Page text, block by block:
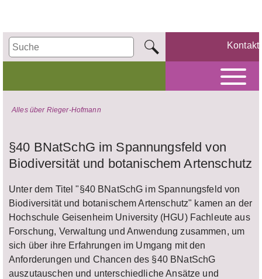
Kontakt
Alles über Rieger-Hofmann
§40 BNatSchG im Spannungsfeld von
Biodiversität und botanischem Artenschutz
Unter dem Titel "§40 BNatSchG im Spannungsfeld von
Biodiversität und botanischem Artenschutz" kamen an der
Hochschule Geisenheim University (HGU) Fachleute aus
Forschung, Verwaltung und Anwendung zusammen, um
sich über ihre Erfahrungen im Umgang mit den
Anforderungen und Chancen des §40 BNatSchG
auszutauschen und unterschiedliche Ansätze und